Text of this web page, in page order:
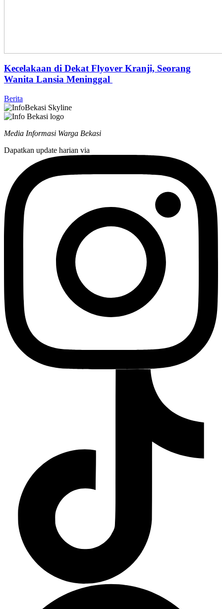
Kecelakaan di Dekat Flyover Kranji, Seorang
Wanita Lansia Meninggal
Berita
Media Informasi Warga Bekasi
Dapatkan update harian via